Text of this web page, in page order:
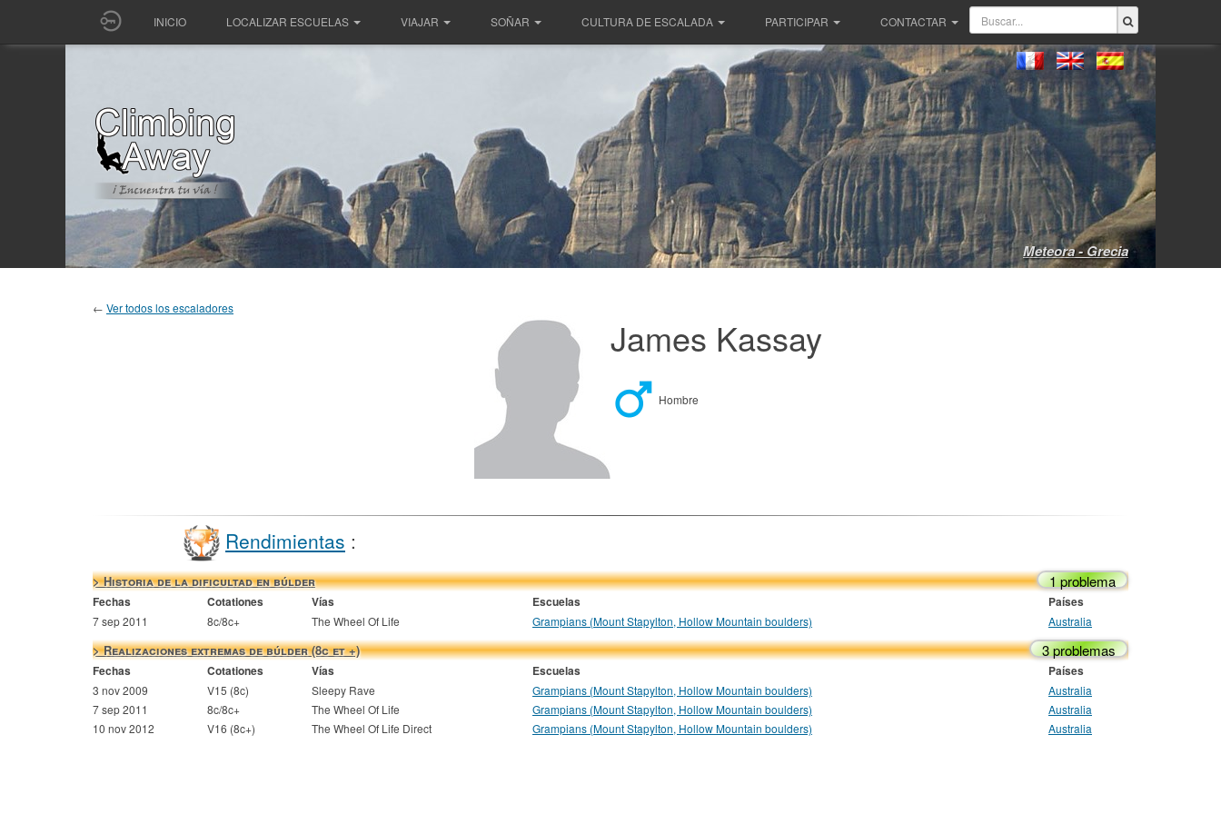
INICIO LOCALIZAR ESCUELAS VIAJAR SOÑAR CULTURA DE ESCALADA PARTICIPAR CONTACTAR
Meteora - Grecia
← Ver todos los escaladores
James Kassay
Hombre
Rendimientas :
> Historia de la dificultad en búlder 1 problema
Fechas Cotationes Vías Escuelas Países
7 sep 2011 8c/8c+ The Wheel Of Life Grampians (Mount Stapylton, Hollow Mountain boulders) Australia
> Realizaciones extremas de búlder (8c et +) 3 problemas
Fechas Cotationes Vías Escuelas Países
3 nov 2009 V15 (8c) Sleepy Rave Grampians (Mount Stapylton, Hollow Mountain boulders)
Australia
7 sep 2011
8c/8c+ The Wheel Of Life Grampians (Mount Stapylton, Hollow Mountain boulders)
Australia
10 nov 2012
V16 (8c+) The Wheel Of Life Direct Grampians (Mount Stapylton, Hollow Mountain boulders) Australia